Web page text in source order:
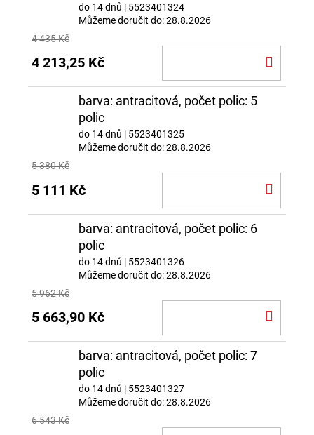
do 14 dnů | 5523401324
Můžeme doručit do:28.8.2026
4 435 Kč
4 213,25 Kč
barva: antracitová, počet polic: 5
polic
do 14 dnů | 5523401325
Můžeme doručit do:28.8.2026
5 380 Kč
5 111 Kč
barva: antracitová, počet polic: 6
polic
do 14 dnů | 5523401326
Můžeme doručit do:28.8.2026
5 962 Kč
5 663,90 Kč
barva: antracitová, počet polic: 7
polic
do 14 dnů | 5523401327
Můžeme doručit do:28.8.2026
6 543 Kč